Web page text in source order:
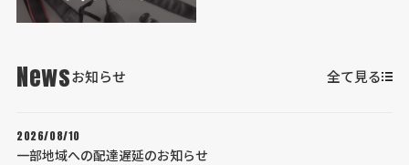
Newsお知らせ 全て見る
2026/08/10
一部地域への配達遅延のお知らせ